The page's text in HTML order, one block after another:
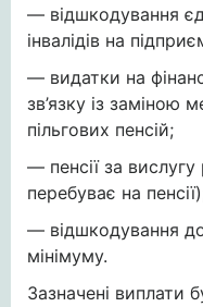
— відшкодування
інвалідів на
— видатки на
зв’язку із заміною
пільгових пенсій;
— пенсії за
перебуває на
— відшкодування
мінімуму.
Зазначені виплати